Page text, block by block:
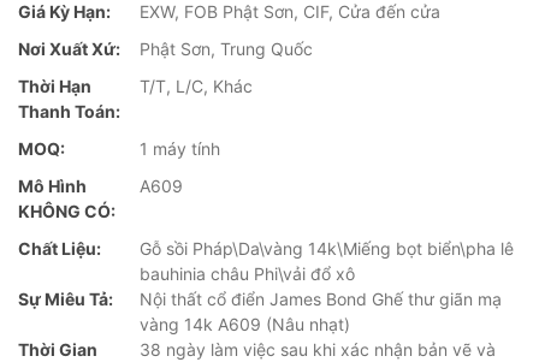
Giá Kỳ Hạn:
EXW, FOB Phật Sơn, CIF, Cửa đến cửa
Nơi Xuất Xứ:
Phật Sơn, Trung Quốc
Thời Hạn
Thanh Toán:
T/T, L/C, Khác
MOQ:
1 máy tính
Mô Hình
KHÔNG CÓ:
A609
Chất Liệu:
Gỗ sồi Pháp\Da\vàng 14k\Miếng bọt biển\pha lê
bauhinia châu Phi\vải đổ xô
Sự Miêu Tả:
Nội thất cổ điển James Bond Ghế thư giãn mạ
vàng 14k A609 (Nâu nhạt)
Thời Gian
38 ngày làm việc sau khi xác nhận bản vẽ và